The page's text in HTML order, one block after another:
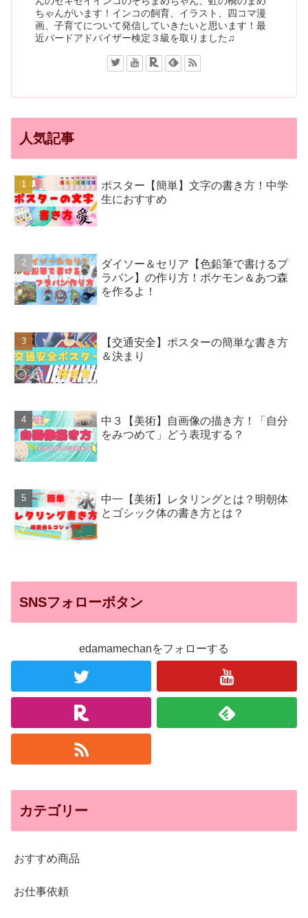
ちゃんがいます！インコの飼育、イラスト、四コマ漫
画、子育てについて発信していきたいと思います！最
近バードアドバイザー検定３級を取りました♫
人気記事
ポスター【簡単】文字の書き方！中学
生におすすめ
ダイソー＆セリア【色鉛筆で書けるプ
ラバン】の作り方！ポケモン＆あつ森
を作るよ！
【交通安全】ポスターの簡単な書き方
＆決まり
中３【美術】自画像の描き方！「自分
をみつめて」どう表現する？
中一【美術】レタリングとは？明朝体
とゴシック体の書き方とは？
SNSフォローボタン
edamamechanをフォローする
カテゴリー
おすすめ商品
お仕事依頼